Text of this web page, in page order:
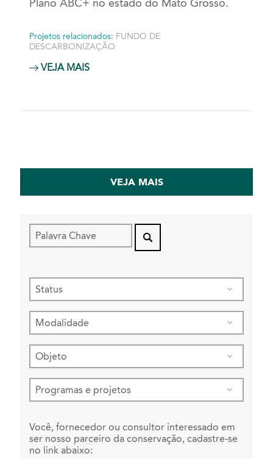
Plano ABC+ no estado do Mato Grosso.
Projetos relacionados: FUNDO DE
DESCARBONIZAÇÃO
VEJA MAIS
VEJA MAIS
Você, fornecedor ou consultor interessado em
ser nosso parceiro da conservação, cadastre-se
no link abaixo: